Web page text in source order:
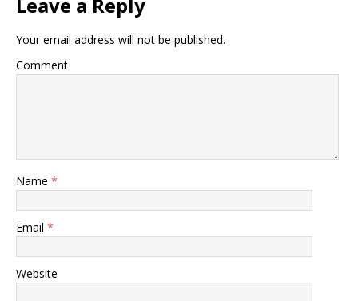
Your email address will not be published.
Comment
Name *
Email *
Website